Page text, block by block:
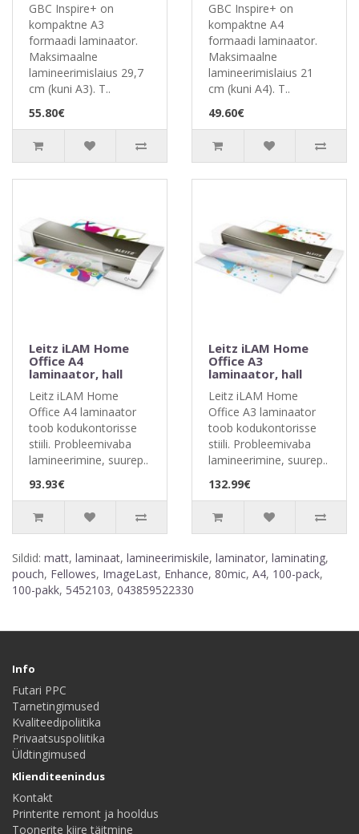
GBC Inspire+ on
kompaktne A3
formaadi laminaator.
Maksimaalne
lamineerimislaius 29,7
cm (kuni A3). T..
55.80€
GBC Inspire+ on
kompaktne A4
formaadi laminaator.
Maksimaalne
lamineerimislaius 21
cm (kuni A4). T..
49.60€
Leitz iLAM Home
Office A4
laminaator, hall
Leitz iLAM Home
Office A4 laminaator
toob kodukontorisse
stiili. Probleemivaba
lamineerimine, suurep..
93.93€
Leitz iLAM Home
Office A3
laminaator, hall
Leitz iLAM Home
Office A3 laminaator
toob kodukontorisse
stiili. Probleemivaba
lamineerimine, suurep..
132.99€
Sildid: matt, laminaat, lamineerimiskile, laminator, laminating,
pouch, Fellowes, ImageLast, Enhance, 80mic, A4, 100-pack,
100-pakk, 5452103, 043859522330
Info
Futari PPC
Tarnetingimused
Kvaliteedipoliitika
Privaatsuspoliitika
Üldtingimused
Klienditeenindus
Kontakt
Printerite remont ja hooldus
Toonerite kiire täitmine